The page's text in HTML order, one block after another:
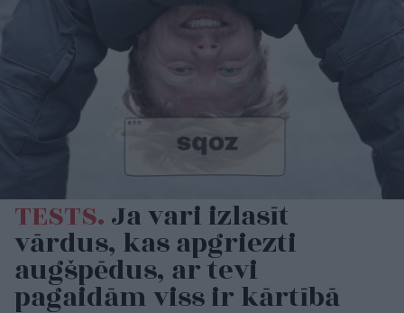
TESTS.Ja vari izlasīt
vārdus, kas apgriezti
augšpēdus, ar tevi
pagaidām viss ir kārtībā